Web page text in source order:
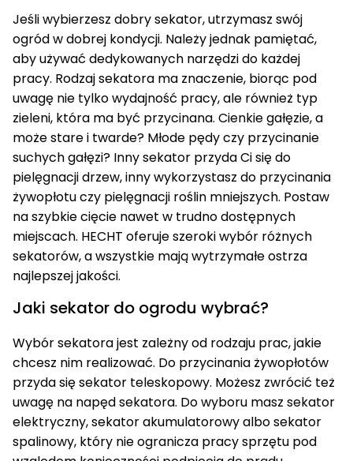
Jeśli wybierzesz dobry sekator, utrzymasz swój
ogród w dobrej kondycji. Należy jednak pamiętać,
aby używać dedykowanych narzędzi do każdej
pracy. Rodzaj sekatora ma znaczenie, biorąc pod
uwagę nie tylko wydajność pracy, ale również typ
zieleni, która ma być przycinana. Cienkie gałęzie, a
może stare i twarde? Młode pędy czy przycinanie
suchych gałęzi? Inny sekator przyda Ci się do
pielęgnacji drzew, inny wykorzystasz do przycinania
żywopłotu czy pielęgnacji roślin mniejszych. Postaw
na szybkie cięcie nawet w trudno dostępnych
miejscach. HECHT oferuje szeroki wybór różnych
sekatorów, a wszystkie mają wytrzymałe ostrza
najlepszej jakości.
Jaki sekator do ogrodu wybrać?
Wybór sekatora jest zależny od rodzaju prac, jakie
chcesz nim realizować. Do przycinania żywopłotów
przyda się sekator teleskopowy. Możesz zwrócić też
uwagę na napęd sekatora. Do wyboru masz sekator
elektryczny, sekator akumulatorowy albo sekator
spalinowy, który nie ogranicza pracy sprzętu pod